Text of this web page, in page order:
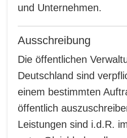
und Unternehmen.
Ausschreibung
Die öffentlichen
Deutschland sind
einem bestimmten
öffentlich
Leistungen sind i.d.R.